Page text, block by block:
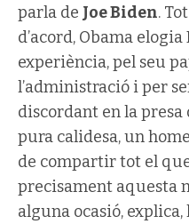
parla de Joe Biden.
d’acord, Obama
experiència, pel seu
l’administració i per
discordant en la presa
pura calidesa, un
de compartir tot el
precisament aquesta
alguna ocasió,